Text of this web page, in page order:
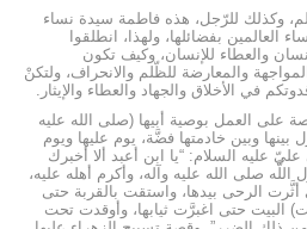
وكذلك للرّجل، هذه فاطمة سيدة نساء
العالمين بفضائلها، ولهذا، انطلقوا
والعطاء للإنسان، وكيف تكون
والمعارضة للظّلم والانحراف، ولتكنْ
في الأخلاق والجهاد والعطاء والإيثار.
على العمل بوصية أبيها (صلى الله عليه
وبين خادمتها فضَّة، يوم عليها ويوم
عليه السلام: “يا ابن أعبد ألا أخبرك
صلى الله عليه وآله، وأكرم أهله عليه،
الرحى بيدها، واستقت بالقربة حتى
البيت حتى اغبرَّت ثيابها، وأوقدت تحت